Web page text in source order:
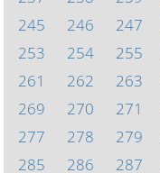
245
246 247
253
254 255
261
262 263
269
270 271
277
278 279
285
286 287